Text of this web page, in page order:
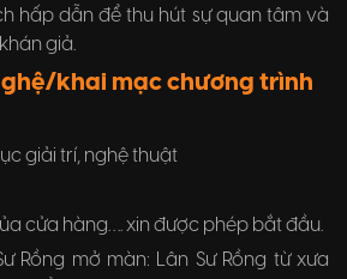
hấp dẫn để thu hút sự quan tâm và
giả.
khai mạc chương trình
giải trí, nghệ thuật
cửa hàng…. xin được phép bắt đầu.
Rồng mở màn: Lân Sư Rồng từ xưa